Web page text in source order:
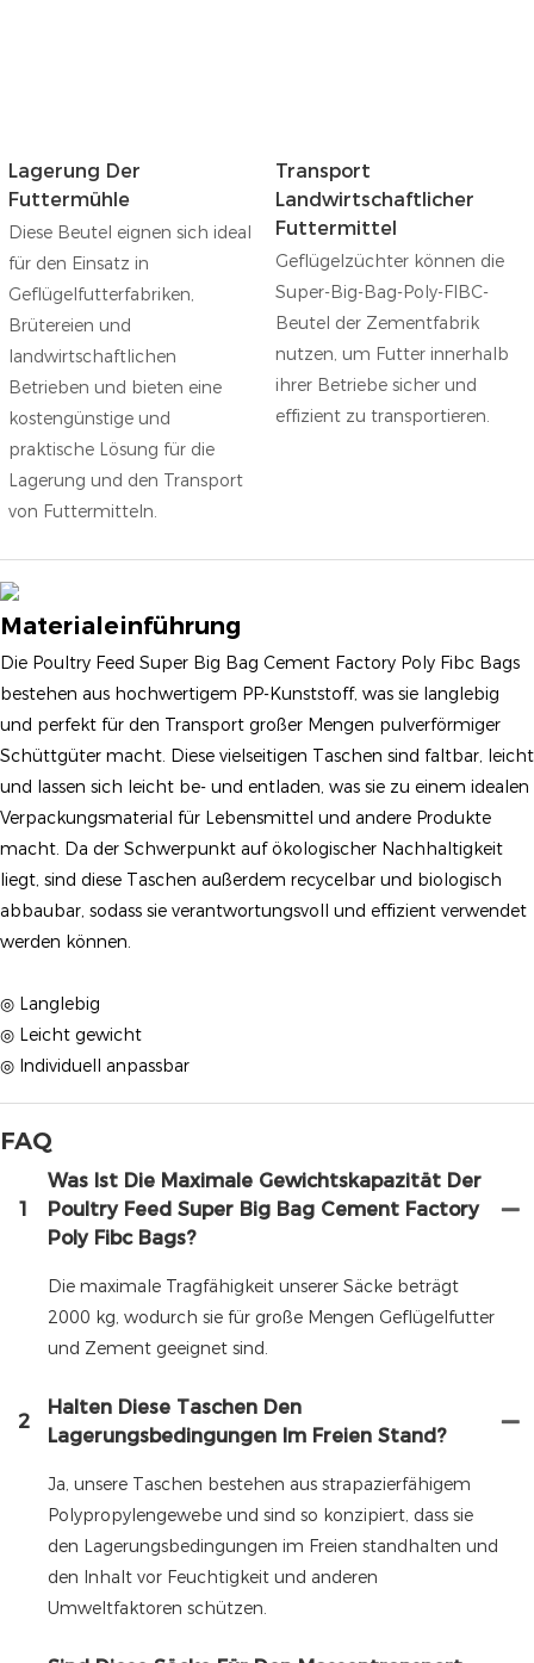
Lagerung Der
Futtermühle
Diese Beutel eignen sich ideal
für den Einsatz in
Geflügelfutterfabriken,
Brütereien und
landwirtschaftlichen
Betrieben und bieten eine
kostengünstige und
praktische Lösung für die
Lagerung und den Transport
von Futtermitteln.
Transport
Landwirtschaftlicher
Futtermittel
Geflügelzüchter können die
Super-Big-Bag-Poly-FIBC-
Beutel der Zementfabrik
nutzen, um Futter innerhalb
ihrer Betriebe sicher und
effizient zu transportieren.
Materialeinführung
Die Poultry Feed Super Big Bag Cement Factory Poly Fibc Bags
bestehen aus hochwertigem PP-Kunststoff, was sie langlebig
und perfekt für den Transport großer Mengen pulverförmiger
Schüttgüter macht. Diese vielseitigen Taschen sind faltbar, leicht
und lassen sich leicht be- und entladen, was sie zu einem idealen
Verpackungsmaterial für Lebensmittel und andere Produkte
macht. Da der Schwerpunkt auf ökologischer Nachhaltigkeit
liegt, sind diese Taschen außerdem recycelbar und biologisch
abbaubar, sodass sie verantwortungsvoll und effizient verwendet
werden können.
◎ Langlebig
◎ Leicht gewicht
◎ Individuell anpassbar
FAQ
1
Was Ist Die Maximale Gewichtskapazität Der
Poultry Feed Super Big Bag Cement Factory
Poly Fibc Bags?
Die maximale Tragfähigkeit unserer Säcke beträgt
2000 kg, wodurch sie für große Mengen Geflügelfutter
und Zement geeignet sind.
2
Halten Diese Taschen Den
Lagerungsbedingungen Im Freien Stand?
Ja, unsere Taschen bestehen aus strapazierfähigem
Polypropylengewebe und sind so konzipiert, dass sie
den Lagerungsbedingungen im Freien standhalten und
den Inhalt vor Feuchtigkeit und anderen
Umweltfaktoren schützen.